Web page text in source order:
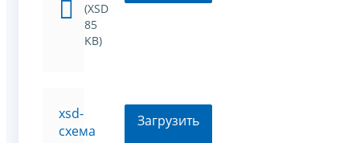
(XSD
85
KB)
xsd-
схема
Загрузить